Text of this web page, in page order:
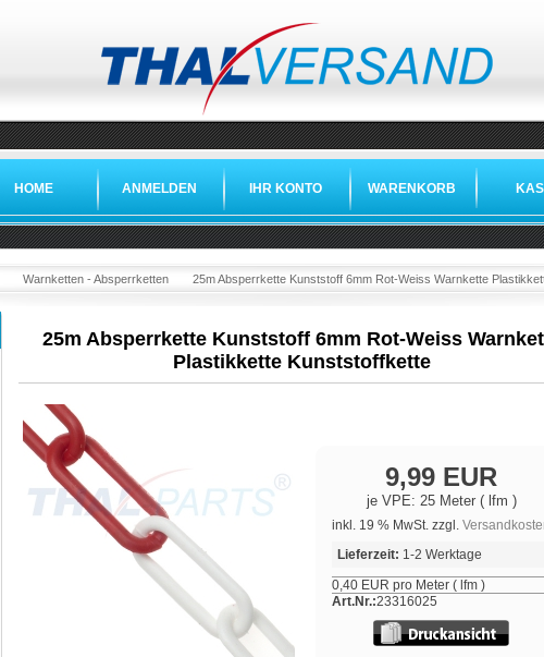
HOME ANMELDEN IHR KONTO WARENKORB
Warnketten - Absperrketten 25m Absperrkette Kunststoff 6mm Rot-Weiss Warnkette
25m Absperrkette Kunststoff 6mm Rot-Weiss
Plastikkette Kunststoffkette
9,99 EUR
je VPE: 25 Meter ( lfm )
inkl. 19 % MwSt. zzgl.
Lieferzeit: 1-2 Werktage
0,40 EUR pro Meter ( lfm )
Art.Nr.:23316025